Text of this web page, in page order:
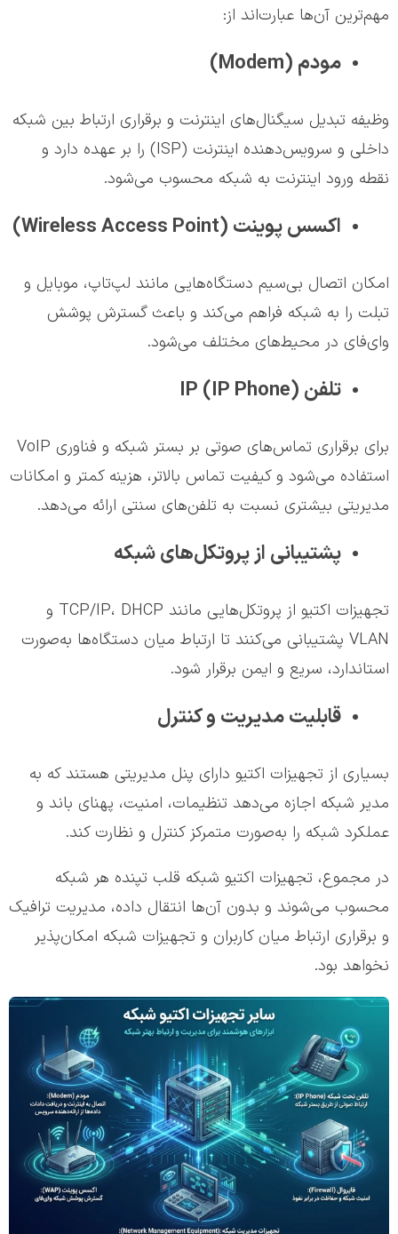
مهم‌ترین آن‌ها عبارت‌اند از:
مودم (Modem)
وظیفه تبدیل سیگنال‌های اینترنت و برقراری ارتباط بین شبکه
داخلی و سرویس‌دهنده اینترنت (ISP) را بر عهده دارد و
نقطه ورود اینترنت به شبکه محسوب می‌شود.
اکسس پوینت (Wireless Access Point)
امکان اتصال بی‌سیم دستگاه‌هایی مانند لپ‌تاپ، موبایل و
تبلت را به شبکه فراهم می‌کند و باعث گسترش پوشش
وای‌فای در محیط‌های مختلف می‌شود.
تلفن IP (IP Phone)
برای برقراری تماس‌های صوتی بر بستر شبکه و فناوری VoIP
استفاده می‌شود و کیفیت تماس بالاتر، هزینه کمتر و امکانات
مدیریتی بیشتری نسبت به تلفن‌های سنتی ارائه می‌دهد.
پشتیبانی از پروتکل‌های شبکه
تجهیزات اکتیو از پروتکل‌هایی مانند TCP/IP، DHCP و
VLAN پشتیبانی می‌کنند تا ارتباط میان دستگاه‌ها به‌صورت
استاندارد، سریع و ایمن برقرار شود.
قابلیت مدیریت و کنترل
بسیاری از تجهیزات اکتیو دارای پنل مدیریتی هستند که به
مدیر شبکه اجازه می‌دهد تنظیمات، امنیت، پهنای باند و
عملکرد شبکه را به‌صورت متمرکز کنترل و نظارت کند.
در مجموع، تجهیزات اکتیو شبکه قلب تپنده هر شبکه
محسوب می‌شوند و بدون آن‌ها انتقال داده، مدیریت ترافیک
و برقراری ارتباط میان کاربران و تجهیزات شبکه امکان‌پذیر
نخواهد بود.